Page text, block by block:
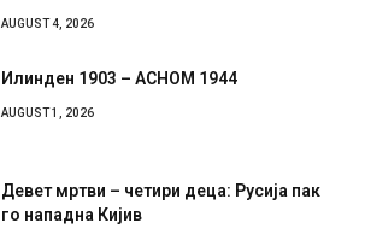
AUGUST 4, 2026
Илинден 1903 – АСНОМ 1944
AUGUST 1, 2026
Девет мртви – четири деца: Русија пак
го нападна Кијив